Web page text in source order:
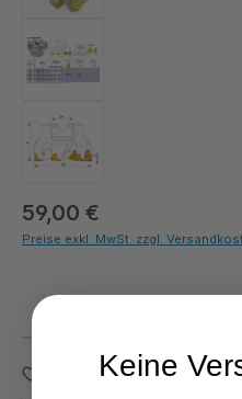
59,00 €
Preise exkl. MwSt. zzgl.
Produkt Anzahl: Gib den gewünschten
Zum Merkzettel hinzufügen
Keine